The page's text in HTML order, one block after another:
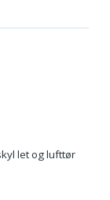
let og lufttør